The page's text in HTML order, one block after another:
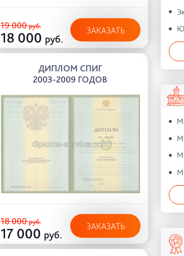
19 000руб.
18 000 руб.
ЗАКАЗАТЬ
ДИПЛОМ СПИГ
2003-2009 ГОДОВ
18 000руб.
17 000 руб.
ЗАКАЗАТЬ